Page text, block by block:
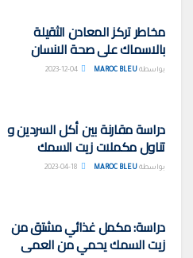
مخاطر تركز المعادن الثقيلة
بالاسماك على صحة الانسان
بواسطة MAROC BLEU
دراسة مقارنة بين أكل السردين و
تناول مكملات زيت السمك
بواسطة MAROC BLEU
دراسة: مكمل غذائي مشتق من
زيت السمك يحمي من العمى